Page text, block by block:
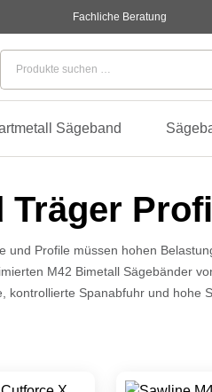
Fachliche Beratung
Sägeband
Träger
und Profile müssen hohen
M42 Bimetall Sägebänder
kontrollierte Spanabfuhr und hohe